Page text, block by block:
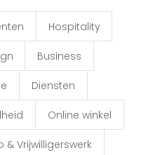
Hospitality
Business
Diensten
Online winkel
Vrijwilligerswerk